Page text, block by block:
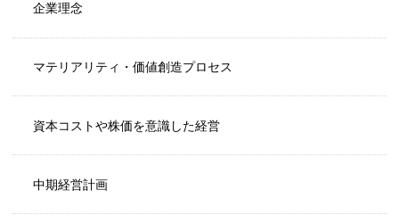
企業理念
マテリアリティ・価値創造プロセス
資本コストや株価を意識した経営
中期経営計画